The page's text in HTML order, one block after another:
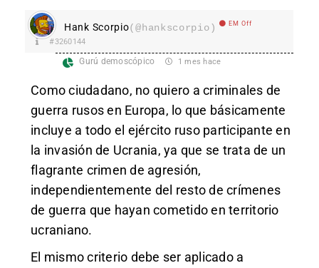
Hank Scorpio(@hankscorpio) EM Off
#3260144
Gurú demoscópico 1 mes hace
Como ciudadano, no quiero a criminales de
guerra rusos en Europa, lo que básicamente
incluye a todo el ejército ruso participante en
la invasión de Ucrania, ya que se trata de un
flagrante crimen de agresión,
independientemente del resto de crímenes
de guerra que hayan cometido en territorio
ucraniano.
El mismo criterio debe ser aplicado a